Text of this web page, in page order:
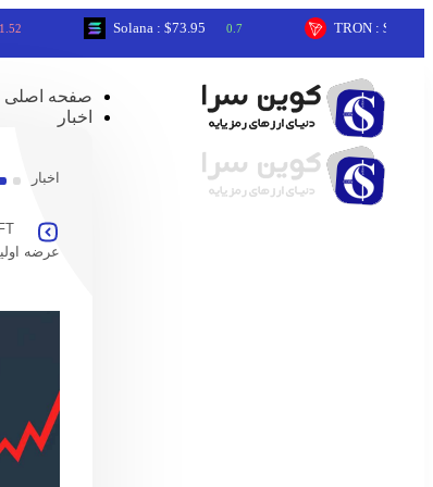
Solana : $73.95 0.7 TRON : $0.33 0.16
صفحه اصلی
اخبار
اخبار
عرضه